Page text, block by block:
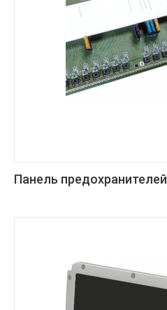
Панель предохранителей